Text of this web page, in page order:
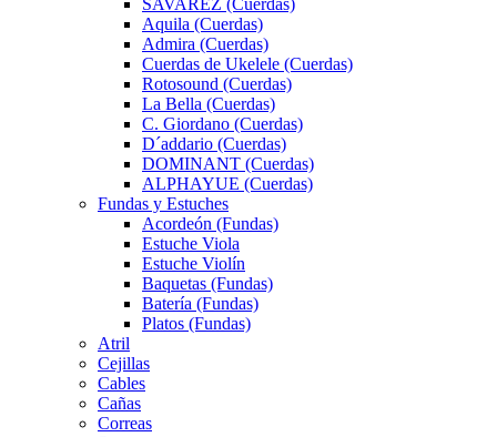
SAVAREZ (Cuerdas)
Aquila (Cuerdas)
Admira (Cuerdas)
Cuerdas de Ukelele (Cuerdas)
Rotosound (Cuerdas)
La Bella (Cuerdas)
C. Giordano (Cuerdas)
D´addario (Cuerdas)
DOMINANT (Cuerdas)
ALPHAYUE (Cuerdas)
Fundas y Estuches
Acordeón (Fundas)
Estuche Viola
Estuche Violín
Baquetas (Fundas)
Batería (Fundas)
Platos (Fundas)
Atril
Cejillas
Cables
Cañas
Correas